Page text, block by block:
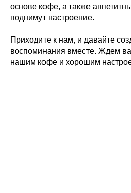
основе кофе, а также
поднимут настроение.
Приходите к нам, и давайте
воспоминания вместе. Ждем
нашим кофе и хорошим